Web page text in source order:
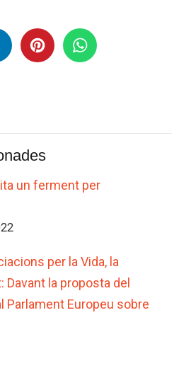
un ferment per
per la Vida, la
Davant la proposta del
Parlament Europeu sobre